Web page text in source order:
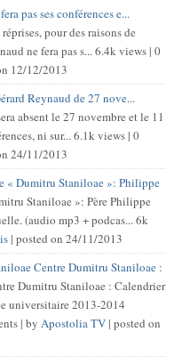
pas ses conférences e...
pour des raisons de
ne fera pas s...6.4k views| 0
12/12/2013
Reynaud de 27 nove...
absent le 27 novembre et le 11
ni sur...6.1k views| 0
24/11/2013
« Dumitru Staniloae »: Philippe
Staniloae »: Père Philippe
(audio mp3 + podcas...6k
| posted on 24/11/2013
Centre Dumitru Staniloae :
Dumitru Staniloae : Calendrier
universitaire 2013-2014
| by Apostolia TV| posted on